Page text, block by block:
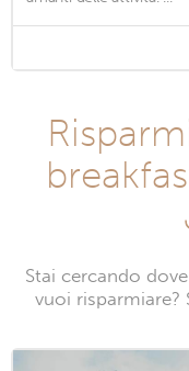
Stai cercando
vuoi risparmiare?